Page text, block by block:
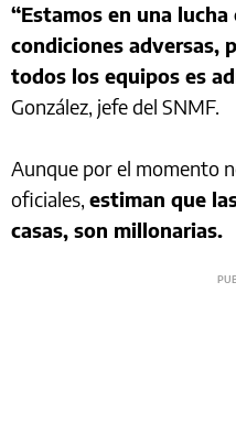
“Estamos en una
condiciones adversas,
todos los equipos es
González, jefe del SNMF.
Aunque por el momento
oficiales, estiman que
casas, son millonarias.